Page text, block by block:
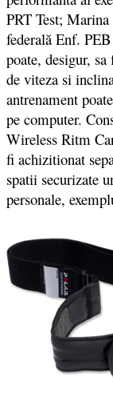
PRT Test;
federală Enf.
poate, desigur,
de viteza si
antrenament
pe computer.
Wireless Ritm
fi achizitionat
spatii securizate
personale,